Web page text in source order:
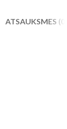
ATSAUKSMES